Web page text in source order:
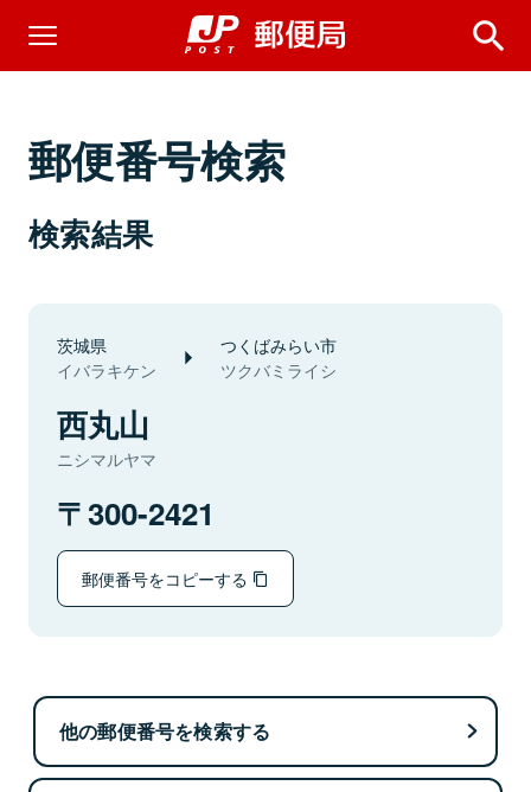
郵便番号検索
検索結果
茨城県
イバラキケン
つくばみらい市
ツクバミライシ
西丸山
ニシマルヤマ
300-2421
郵便番号をコピーする
他の郵便番号を検索する